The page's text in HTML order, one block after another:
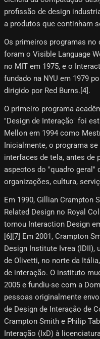
profissão de design
a produtos que continham
Os primeiros programas
foram o Visible Language
no MIT em 1975, e o
fundado na NYU em 1979
dirigido por Red Burns.[4]​.
O primeiro programa
"Design de Interação" foi
Mellon em 1994 como
Inicialmente, o programa
interfaces de tela, antes de
aspectos do "quadro geral"
organizações, cultura,
Em 1990, Gillian Crampton
Related Design no Royal
tornou Interaction Design
[6]​[7]​ Em 2001, Crampton
Design Institute Ivrea (IDII),
de Olivetti, no norte da
de interação. O instituto
2005 e fundiu-se com a
pessoas originalmente
de Design de Interação de
Crampton Smith e Philip
Interação (IxD) à